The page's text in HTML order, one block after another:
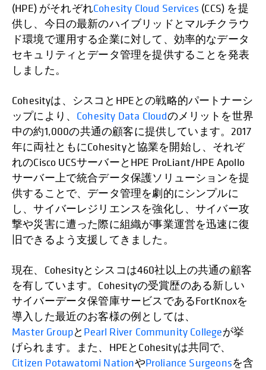
(HPE) がそれぞれCohesity Cloud Services (CCS) を提
供し、今日の最新のハイブリッドとマルチクラウ
ド環境で運用する企業に対して、効率的なデータ
セキュリティとデータ管理を提供することを発表
しました。
Cohesityは、シスコとHPEとの戦略的パートナーシ
ップにより、 Cohesity Data Cloudのメリットを世界
中の約1,000の共通の顧客に提供しています。2017
年に両社ともにCohesityと協業を開始し、それぞ
れのCisco UCSサーバーとHPE ProLiant/HPE Apollo
サーバー上で統合データ保護ソリューションを提
供することで、データ管理を劇的にシンプルに
し、サイバーレジリエンスを強化し、サイバー攻
撃や災害に遭った際に組織が事業運営を迅速に復
旧できるよう支援してきました。
現在、Cohesityとシスコは460社以上の共通の顧客
を有しています。Cohesityの受賞歴のある新しい
サイバーデータ保管庫サービスであるFortKnoxを
導入した最近のお客様の例としては、
Master Groupと Pearl River Community Collegeが挙
げられます。また、HPEとCohesityは共同で、
Citizen Potawatomi NationやProliance Surgeonsを含